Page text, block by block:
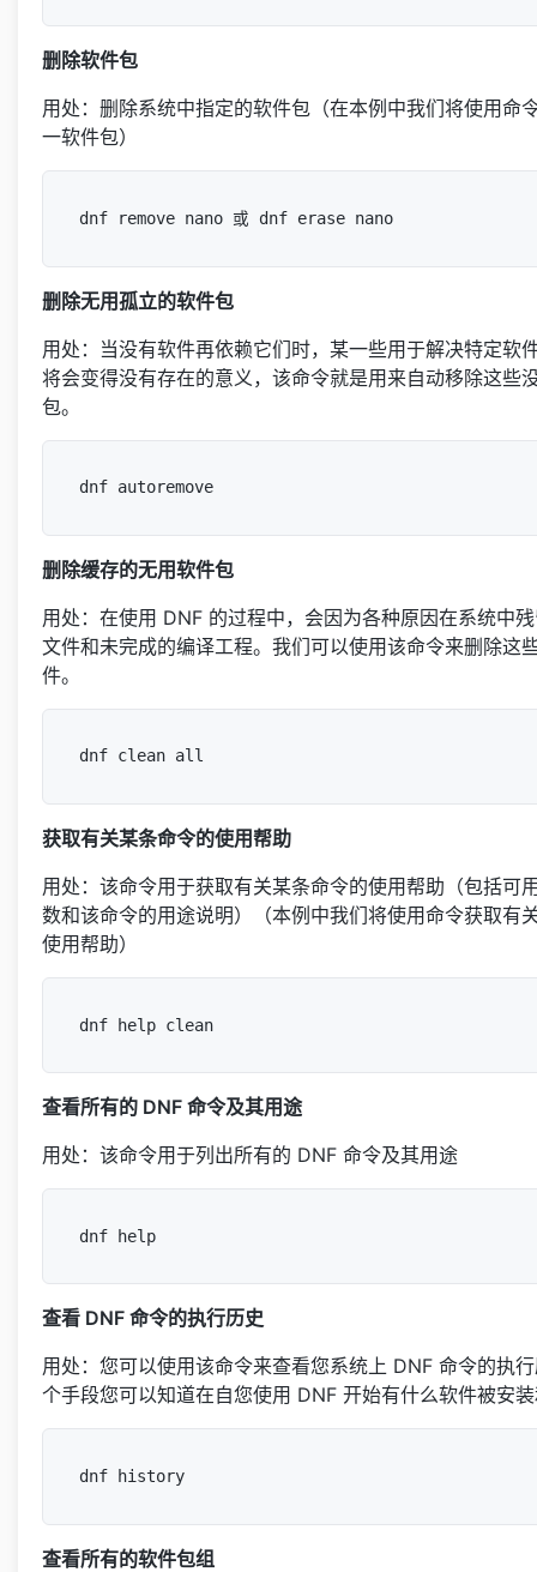
删除软件包
用处：删除系统中指定的软件包（在本例中我们将使用命
一软件包）
dnf remove nano 或 dnf erase nano
删除无用孤立的软件包
用处：当没有软件再依赖它们时，某一些用于解决特定软
将会变得没有存在的意义，该命令就是用来自动移除这些
包。
dnf autoremove
删除缓存的无用软件包
用处：在使用 DNF 的过程中，会因为各种原因在系统中
文件和未完成的编译工程。我们可以使用该命令来删除这
件。
获取有关某条命令的使用帮助
用处：该命令用于获取有关某条命令的使用帮助（包括可
数和该命令的用途说明）（本例中我们将使用命令获取有
使用帮助）
dnf help clean
查看所有的 DNF 命令及其用途
用处：该命令用于列出所有的 DNF 命令及其用途
dnf help
查看 DNF 命令的执行历史
用处：您可以使用该命令来查看您系统上 DNF 命令的执
个手段您可以知道在自您使用 DNF 开始有什么软件被安
dnf history
查看所有的软件包组